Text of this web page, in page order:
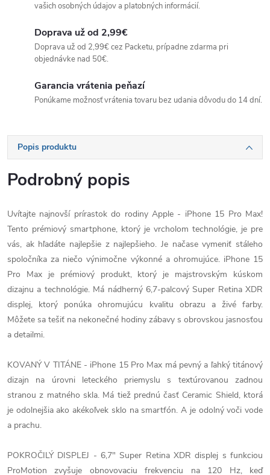
vašich osobných údajov a platobných informácií.
Doprava už od 2,99€
Doprava už od 2,99€ cez Packetu, prípadne zdarma pri
objednávke nad 50€.
Garancia vrátenia peňazí
Ponúkame možnosť vrátenia tovaru bez udania dôvodu do 14 dní.
Popis produktu
Podrobný popis
Uvítajte najnovší prírastok do rodiny Apple - iPhone 15 Pro Max!
Tento prémiový smartphone, ktorý je vrcholom technológie, je pre
vás, ak hľadáte najlepšie z najlepšieho. Je načase vymeniť stáleho
spoločníka za niečo výnimočne výkonné a ohromujúce. iPhone 15
Pro Max je prémiový produkt, ktorý je majstrovským kúskom
dizajnu a technológie. Má nádherný 6,7-palcový Super Retina XDR
displej, ktorý ponúka ohromujúcu kvalitu obrazu a živé farby.
Môžete sa tešiť na nekonečné hodiny zábavy s obrovskou jasnosťou
a detailmi.
KOVANÝ V TITÁNE - iPhone 15 Pro Max má pevný a ľahký titánový
dizajn na úrovni leteckého priemyslu s textúrovanou zadnou
stranou z matného skla. Má tiež prednú časť Ceramic Shield, ktorá
je odolnejšia ako akékoľvek sklo na smartfón. A je odolný voči vode
a prachu.
POKROČILÝ DISPLEJ - 6,7" Super Retina XDR displej s funkciou
ProMotion zvyšuje obnovovaciu frekvenciu na 120 Hz, keď